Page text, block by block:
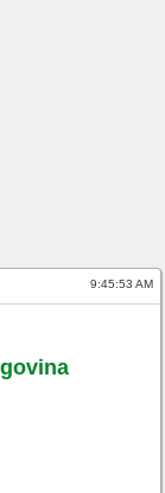
9:45:54 AM